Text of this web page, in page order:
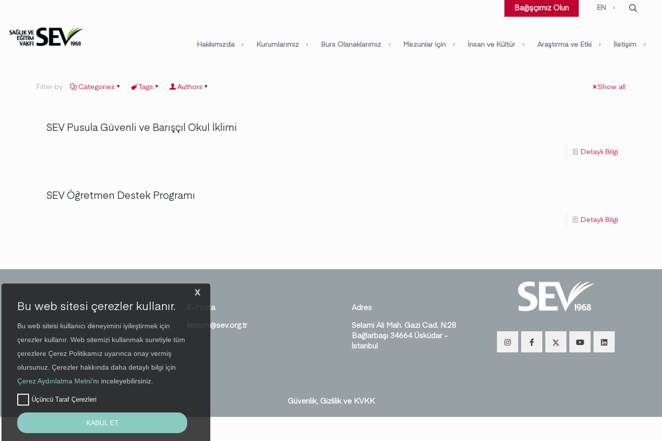
Bağışçımız Olun EN
Hakkımızda Kurumlarımız Burs Olanaklarımız Mezunlar için İnsan ve Kültür Araştırma ve Etki İletişim
Filter by Categories Tags Authors Show all
SEV Pusula Güvenli ve Barışçıl Okul İklimi
Detaylı Bilgi
SEV Öğretmen Destek Programı
Detaylı Bilgi
Telefon
(0216) 531 57 38
E-Posta
iletisim@sev.org.tr
Adres
Selami Ali Mah. Gazi Cad. N:28
Bağlarbaşı 34664 Üsküdar -
İstanbul
Güvenlik, Gizlilik ve KVKK
x
Bu web sitesi çerezler kullanır.
Bu web sitesi kullanıcı deneyimini iyileştirmek için
çerezler kullanır. Web sitemizi kullanmak suretiyle tüm
çerezlere Çerez Politikamız uyarınca onay vermiş
olursunuz. Çerezler hakkında daha detaylı bilgi için
Çerez Aydınlatma Metni'nı inceleyebilirsiniz.
Üçüncü Taraf Çerezleri
KABUL ET